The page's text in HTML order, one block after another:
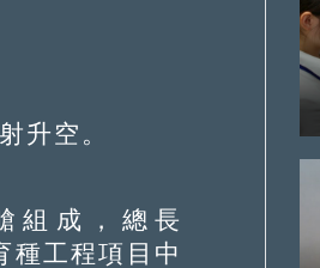
升空。
成，總長
工程項目中